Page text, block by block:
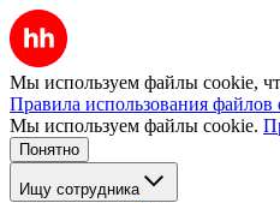
Мы используем файлы cookie,
Правила использования файлов
Мы используем файлы cookie.
Понятно
Ищу сотрудника